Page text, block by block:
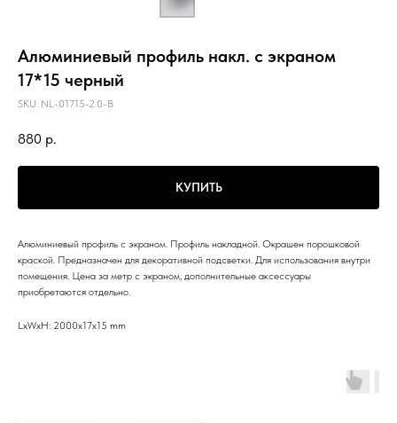
Алюминиевый профиль накл. с экраном
17*15 черный
SKU: NL-01715-2.0-B
880 р.
КУПИТЬ
Алюминиевый профиль с экраном. Профиль накладной. Окрашен порошковой
краской. Предназначен для декоративной подсветки. Для использования внутри
помещения. Цена за метр с экраном, дополнительные аксессуары
приобретаются отдельно.
LxWxH: 2000x17x15 mm